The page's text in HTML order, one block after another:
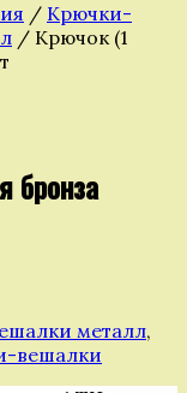
/ Крючки-
/ Крючок (1
бронза
металл,
вешалки